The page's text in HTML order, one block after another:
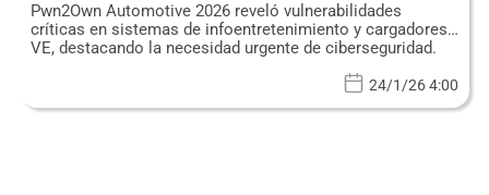
Pwn2Own Automotive 2026 reveló vulnerabilidades
críticas en sistemas de infoentretenimiento y cargadores
VE, destacando la necesidad urgente de ciberseguridad.
24/1/26 4:00